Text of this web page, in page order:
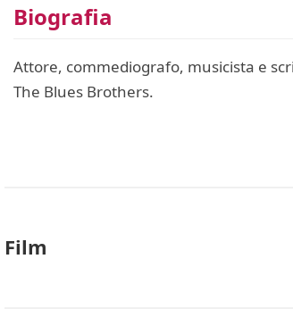
Biografia
Attore, commediografo, musicista e
The Blues Brothers.
Film